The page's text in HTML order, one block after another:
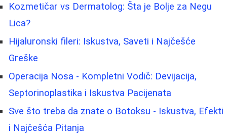
Kozmetičar vs Dermatolog: Šta je Bolje za Negu
Lica?
Hijaluronski fileri: Iskustva, Saveti i Najčešće
Greške
Operacija Nosa - Kompletni Vodič: Devijacija,
Septorinoplastika i Iskustva Pacijenata
Sve što treba da znate o Botoksu - Iskustva, Efekti
i Najčešća Pitanja